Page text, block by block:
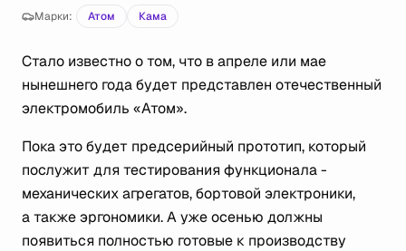
Марки: Атом Кама
Стало известно о том, что в апреле или мае
нынешнего года будет представлен отечественный
электромобиль «Атом».
Пока это будет предсерийный прототип, который
послужит для тестирования функционала -
механических агрегатов, бортовой электроники,
а также эргономики. А уже осенью должны
появиться полностью готовые к производству